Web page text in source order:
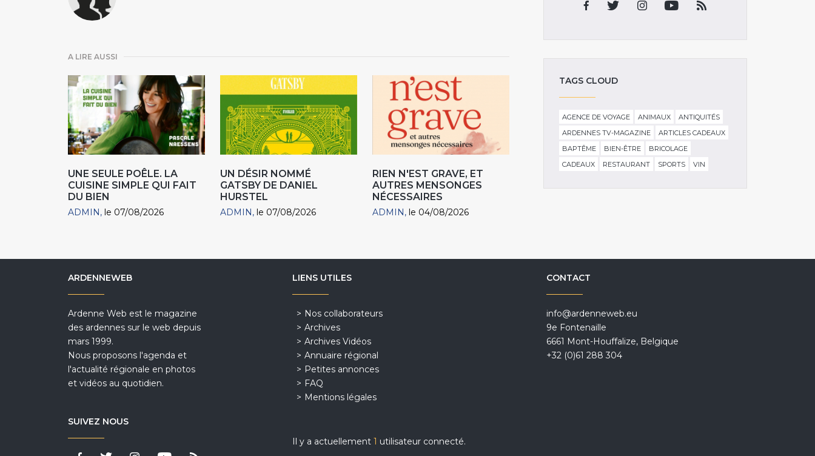
A LIRE AUSSI
UNE SEULE POÊLE. LA
CUISINE SIMPLE QUI FAIT
DU BIEN
ADMIN le 07/08/2026
UN DÉSIR NOMMÉ
GATSBY DE DANIEL
HURSTEL
ADMIN le 07/08/2026
RIEN N'EST GRAVE, ET
AUTRES MENSONGES
NÉCESSAIRES
ADMIN le 04/08/2026
TAGS CLOUD
AGENCE DE VOYAGE ANIMAUX
ANTIQUITÉS
ARDENNES TV-MAGAZINE
ARTICLES CADEAUX
BAPTÊME
BIEN-ÊTRE
BRICOLAGE
CADEAUX
RESTAURANT SPORTS VIN
ARDENNEWEB
Ardenne Web est le magazine
des ardennes sur le web depuis
mars 1999.
Nous proposons l'agenda et
l'actualité régionale en photos
et vidéos au quotidien.
SUIVEZ NOUS
LIENS UTILES
Nos collaborateurs
Archives
Archives Vidéos
Annuaire régional
Petites annonces
FAQ
Mentions légales
Il y a actuellement 1 utilisateur connecté.
CONTACT
info@ardenneweb.eu
9e Fontenaille
6661 Mont-Houffalize, Belgique
+32 (0)61 288 304